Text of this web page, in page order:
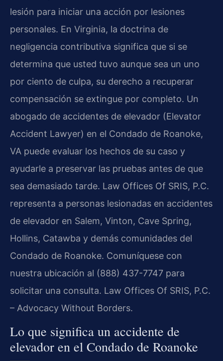
lesión para iniciar una acción por lesiones
personales. En Virginia, la doctrina de
negligencia contributiva significa que si se
determina que usted tuvo aunque sea un uno
por ciento de culpa, su derecho a recuperar
compensación se extingue por completo. Un
abogado de accidentes de elevador (Elevator
Accident Lawyer) en el Condado de Roanoke,
VA puede evaluar los hechos de su caso y
ayudarle a preservar las pruebas antes de que
sea demasiado tarde. Law Offices Of SRIS, P.C.
representa a personas lesionadas en accidentes
de elevador en Salem, Vinton, Cave Spring,
Hollins, Catawba y demás comunidades del
Condado de Roanoke. Comuníquese con
nuestra ubicación al (888) 437-7747 para
solicitar una consulta. Law Offices Of SRIS, P.C.
– Advocacy Without Borders.
Lo que significa un accidente de
elevador en el Condado de Roanoke